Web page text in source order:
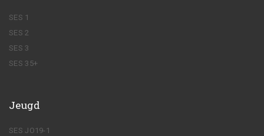
SES 1
SES 2
SES 3
SES 35+
Jeugd
SES JO19-1